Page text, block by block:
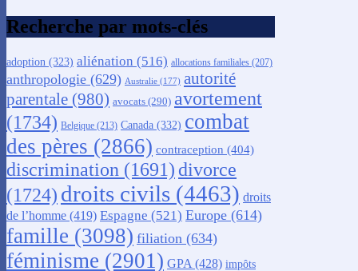
Recherche par mots-clés
adoption (323) aliénation (516) allocations familiales (207)
anthropologie (629) Australie (177) autorité
parentale (980) avocats (290) avortement
(1734) Belgique (213) Canada (332) combat
des pères (2866) contraception (404)
discrimination (1691) divorce
(1724) droits civils (4463) droits
de l’homme (419) Espagne (521) Europe (614)
famille (3098) filiation (634)
féminisme (2901) GPA (428) impôts